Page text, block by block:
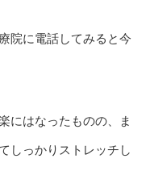
院に電話してみると今
にはなったものの、ま
しっかりストレッチし